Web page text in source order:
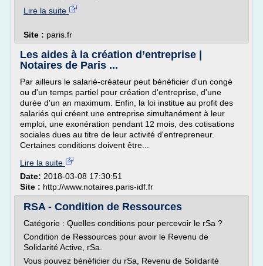
Lire la suite
Site : paris.fr
Les aides à la création d’entreprise |
Notaires de Paris ...
Par ailleurs le salarié-créateur peut bénéficier d'un congé
ou d'un temps partiel pour création d'entreprise, d'une
durée d'un an maximum. Enfin, la loi institue au profit des
salariés qui créent une entreprise simultanément à leur
emploi, une exonération pendant 12 mois, des cotisations
sociales dues au titre de leur activité d'entrepreneur.
Certaines conditions doivent être...
Lire la suite
Date: 2018-03-08 17:30:51
Site : http://www.notaires.paris-idf.fr
RSA - Condition de Ressources
Catégorie : Quelles conditions pour percevoir le rSa ?
Condition de Ressources pour avoir le Revenu de
Solidarité Active, rSa.
Vous pouvez bénéficier du rSa, Revenu de Solidarité